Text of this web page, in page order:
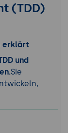
(TDD)
erklärt
und
Sie